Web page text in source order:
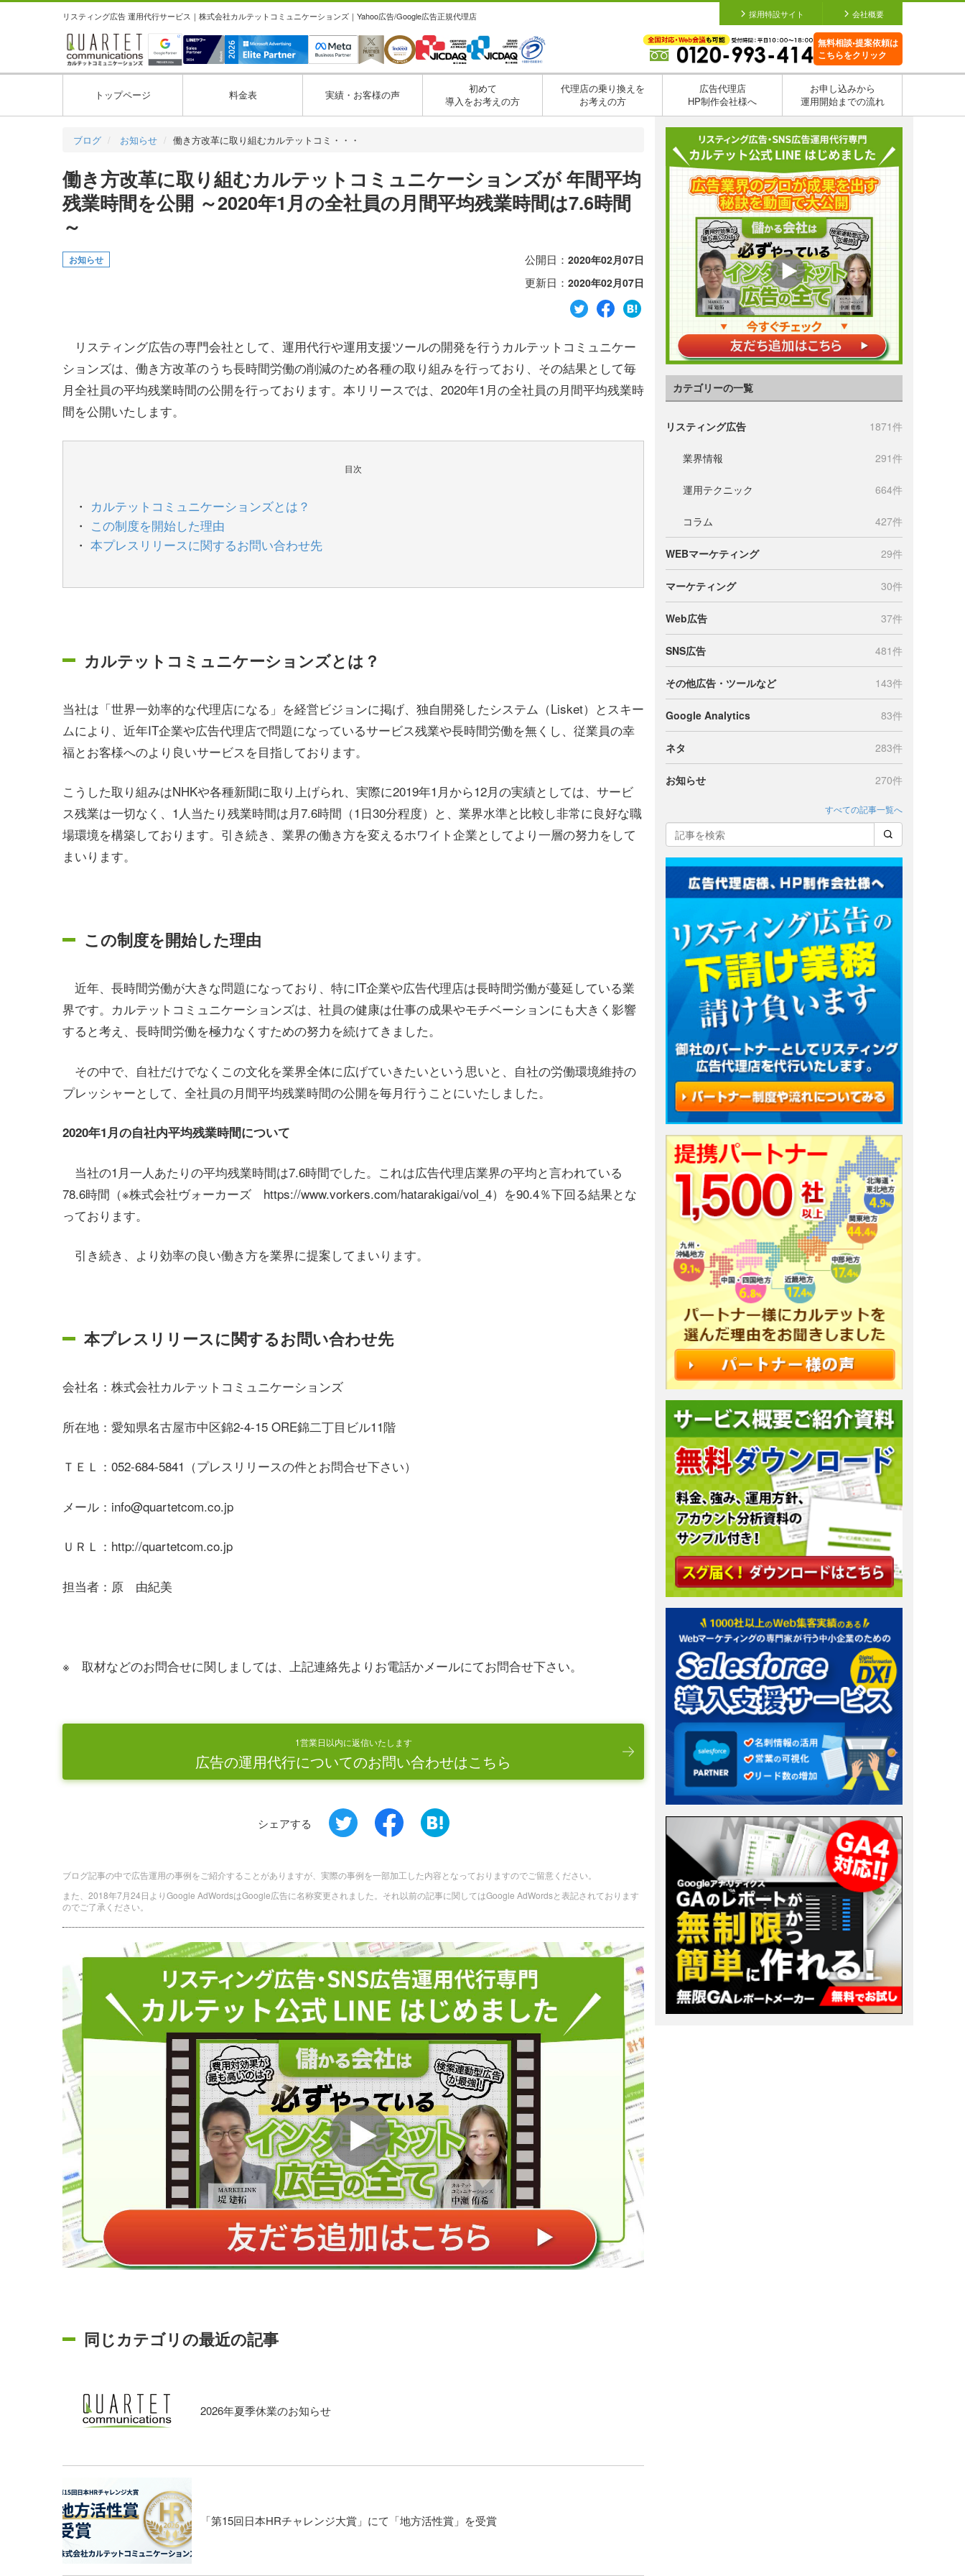
リスティング広告 運用代行サービス｜株式会社カルテットコミュニケーションズ｜Yahoo広告/Google広告正規代理店 採用特設サイト 会社概要
無料相談•提案依頼は
こちらをクリック
トップページ 料金表 実績・お客様の声
初めて
導入をお考えの方
代理店の乗り換えを
お考えの方
広告代理店
HP制作会社様へ
お申し込みから
運用開始までの流れ
ブログ お知らせ 働き方改革に取り組むカルテットコミ・・・
働き方改革に取り組むカルテットコミュニケーションズが 年間平均
残業時間を公開 ～2020年1月の全社員の月間平均残業時間は7.6時間
～
お知らせ 公開日： 2020年02月07日
更新日： 2020年02月07日
リスティング広告の専門会社として、運用代行や運用支援ツールの開発を行うカルテットコミュニケー
ションズは、働き方改革のうち長時間労働の削減のため各種の取り組みを行っており、その結果として毎
月全社員の平均残業時間の公開を行っております。本リリースでは、2020年1月の全社員の月間平均残業時
間を公開いたします。
目次
カルテットコミュニケーションズとは？
この制度を開始した理由
本プレスリリースに関するお問い合わせ先
カルテットコミュニケーションズとは？
当社は「世界一効率的な代理店になる」を経営ビジョンに掲げ、独自開発したシステム（Lisket）とスキー
ムにより、近年IT企業や広告代理店で問題になっているサービス残業や長時間労働を無くし、従業員の幸
福とお客様へのより良いサービスを目指しております。
こうした取り組みはNHKや各種新聞に取り上げられ、実際に2019年1月から12月の実績としては、サービ
ス残業は一切なく、1人当たり残業時間は月7.6時間（1日30分程度）と、業界水準と比較し非常に良好な職
場環境を構築しております。引き続き、業界の働き方を変えるホワイト企業としてより一層の努力をして
まいります。
この制度を開始した理由
近年、長時間労働が大きな問題になっており、特にIT企業や広告代理店は長時間労働が蔓延している業
界です。カルテットコミュニケーションズは、社員の健康は仕事の成果やモチベーションにも大きく影響
すると考え、長時間労働を極力なくすための努力を続けてきました。
その中で、自社だけでなくこの文化を業界全体に広げていきたいという思いと、自社の労働環境維持の
プレッシャーとして、全社員の月間平均残業時間の公開を毎月行うことにいたしました。
2020年1月の自社内平均残業時間について
当社の1月一人あたりの平均残業時間は7.6時間でした。これは広告代理店業界の平均と言われている
78.6時間（※株式会社ヴォーカーズ https://www.vorkers.com/hatarakigai/vol_4）を90.4％下回る結果とな
っております。
引き続き、より効率の良い働き方を業界に提案してまいります。
本プレスリリースに関するお問い合わせ先
会社名：株式会社カルテットコミュニケーションズ
所在地： 愛知県名古屋市中区錦2-4-15 ORE錦二丁目ビル11階
ＴＥＬ：052-684-5841（プレスリリースの件とお問合せ下さい）
メール：info@quartetcom.co.jp
ＵＲＬ：http://quartetcom.co.jp
担当者：原 由紀美
※ 取材などのお問合せに関しましては、上記連絡先よりお電話かメールにてお問合せ下さい。
1営業日以内に返信いたします
広告の運用代行についてのお問い合わせはこちら
シェアする
ブログ記事の中で広告運用の事例をご紹介することがありますが、実際の事例を一部加工した内容となっておりますのでご留意ください。
また、2018年7月24日よりGoogle AdWordsはGoogle広告に名称変更されました。それ以前の記事に関してはGoogle AdWordsと表記されております
のでご了承ください。
同じカテゴリの最近の記事
2026年夏季休業のお知らせ
「第15回日本HRチャレンジ大賞」にて「地方活性賞」を受賞
カテゴリーの一覧
リスティング広告 1871件
業界情報 291件
運用テクニック 664件
コラム 427件
WEBマーケティング 29件
マーケティング 30件
Web広告 37件
SNS広告 481件
その他広告・ツールなど 143件
Google Analytics 83件
ネタ 283件
お知らせ 270件
すべての記事一覧へ